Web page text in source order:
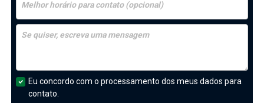
Eu concordo com o processamento dos meus dados para
contato.